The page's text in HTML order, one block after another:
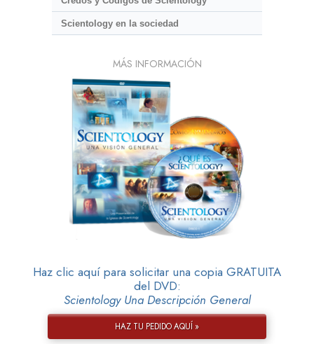
Scientology en la sociedad
MÁS INFORMACIÓN
Haz clic aquí para solicitar una copia GRATUITA
del DVD:
Scientology Una Descripción General
HAZ TU PEDIDO AQUÍ »